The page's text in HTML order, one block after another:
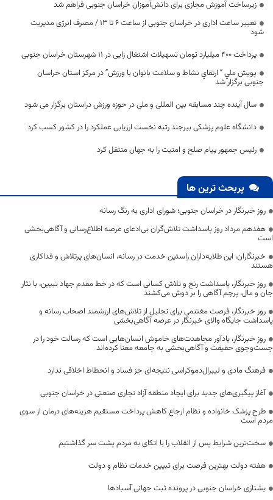
زیرساخت آموزش مجازی برای دانش‌آموزان خراسان جنوبی فراهم شد
تغییر ساعت اداری در خراسان جنوبی از ساعت ۶ تا ۱۳ / مصرف انرژی مدیریت
شود
پرداخت ۴۰۰ میلیارد تومان تسهیلات اشتغال زایی در ۱۱ شهرستان خراسان جنوبی
پويش ملي ” ارتقاي نشاط و سلامت بانوان با ورزش” در مرکز استان خراسان
جنوبی برگزار شد
سال آینده چند مسابقه بین المللی و ملی در حوزه ورزش دراستان برگزار می شود
دانشگاه علوم پزشکی بیرجند رتبه نخست ارزیابی عملکرد را در کشور کسب کرد
رئیس جمهور پیام صلح و امنیت را به جهان منتقل کرد
پربحث ترین ها
روز خبرنگار در خراسان جنوبی؛ شورای اداری به رنگ رسانه
هفدهم مرداد روز پاسداشت تلاش‌گران بی‌ادعای عرصه اطلاع‌رسانی و آگاهی‌بخشی
است
خبرنگاران، این طلایه‌داران راستین خدمت در رسانه، انسان‌های پرتلاش و فداکاری
هستند
روز خبرنگار، پاسداشت رنج و تلاش کسانی است که در خط مقدم جهاد تبیین، با نثار
جان و مال، پرچم آگاهی را بر دوش می‌کشند
روز خبرنگار، فرصت مغتنمی برای تجلیل از تلاش‌های ارزشمند اصحاب رسانه و
پاسداشت جایگاه والای خبرنگار در عرصه آگاهی‌بخشی
روز خبرنگار، یادآور مجاهدت‌های خاموش انسان‌هایی است که رسالت خود را در
جست‌وجوی حقیقت و آگاهی‌بخشی به جامعه معنا کرده‌اند
فرهنگ مادی و لیبرال‌دموکراسی نتیجه‌ای جز فساد و انحطاط اخلاقی ندارد
آغاز پیگیری‌های جدید برای ایجاد منطقه آزاد تجاری صنعتی در خراسان جنوبی
طرح پزشک خانواده و نظام ارجاع کاهش پرداخت مستقیم هزینه‌های درمان از سوی
مردم است
سخت‌ترین شرایط پس از انقلاب را با اتکای به مردم پشت سر گذاشتیم
هفته دولت بهترین فرصت برای تبیین خدمات نظام و دولت
یشتازی خراسان جنوبی در پرونده ثبت جهانی آسبادها